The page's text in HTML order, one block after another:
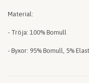
Material:
- Tröja: 100% Bomull
- Byxor: 95% Bomull, 5%